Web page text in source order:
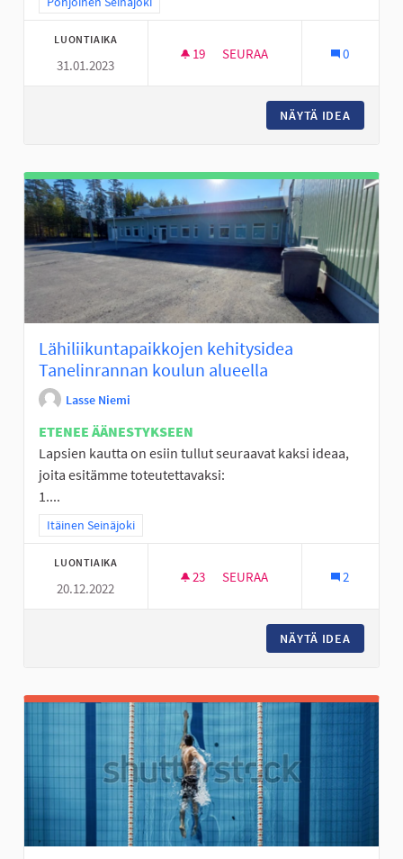
LUONTIAIKA
31.01.2023
19 19 SEURAAJAA
SEURAA 0
NÄYTÄ IDEA
Lähiliikuntapaikkojen kehitysidea
Tanelinrannan koulun alueella
Lasse Niemi
ETENEE ÄÄNESTYKSEEN
Lapsien kautta on esiin tullut seuraavat kaksi ideaa,
joita esitämme toteutettavaksi:
1....
Rajaa tulokset teeman mukaan: Itäinen Seinäjoki
Itäinen Seinäjoki
LUONTIAIKA
20.12.2022
23 23 SEURAAJAA
SEURAA 2
NÄYTÄ IDEA